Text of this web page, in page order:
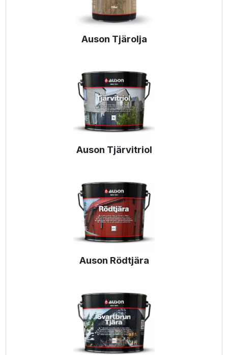
Auson Tjärolja
Auson Tjärvitriol
Auson Rödtjära